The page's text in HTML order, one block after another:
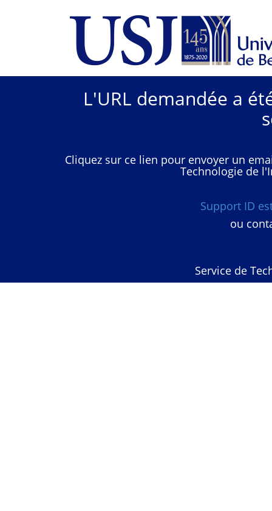
L'URL demandée a
Cliquez sur ce lien pour envoyer un
Technologie de
Support ID
ou
Service de